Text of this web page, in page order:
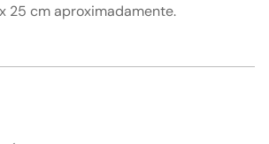
25 cm aproximadamente.